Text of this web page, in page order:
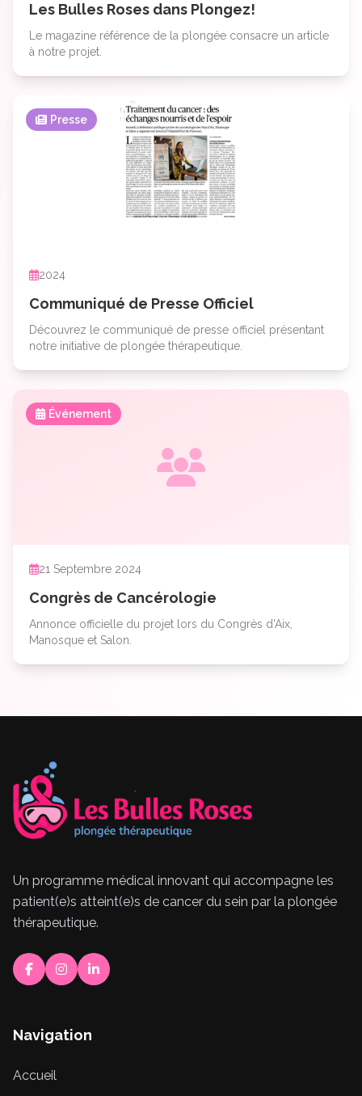
Les Bulles Roses dans Plongez!
Le magazine référence de la plongée consacre un article
à notre projet.
Presse
2024
Communiqué de Presse Officiel
Découvrez le communiqué de presse officiel présentant
notre initiative de plongée thérapeutique.
Événement
21 Septembre 2024
Congrès de Cancérologie
Annonce officielle du projet lors du Congrès d'Aix,
Manosque et Salon.
Un programme médical innovant qui accompagne les
patient(e)s atteint(e)s de cancer du sein par la plongée
thérapeutique.
Navigation
Accueil